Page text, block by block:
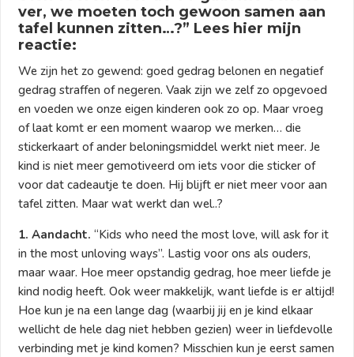
ver, we moeten toch gewoon samen aan
tafel kunnen zitten…?” Lees hier mijn
reactie:
We zijn het zo gewend: goed gedrag belonen en negatief
gedrag straffen of negeren. Vaak zijn we zelf zo opgevoed
en voeden we onze eigen kinderen ook zo op. Maar vroeg
of laat komt er een moment waarop we merken… die
stickerkaart of ander beloningsmiddel werkt niet meer. Je
kind is niet meer gemotiveerd om iets voor die sticker of
voor dat cadeautje te doen. Hij blijft er niet meer voor aan
tafel zitten. Maar wat werkt dan wel..?
1. Aandacht. “Kids who need the most love, will ask for it
in the most unloving ways”. Lastig voor ons als ouders,
maar waar. Hoe meer opstandig gedrag, hoe meer liefde je
kind nodig heeft. Ook weer makkelijk, want liefde is er altijd!
Hoe kun je na een lange dag (waarbij jij en je kind elkaar
wellicht de hele dag niet hebben gezien) weer in liefdevolle
verbinding met je kind komen? Misschien kun je eerst samen